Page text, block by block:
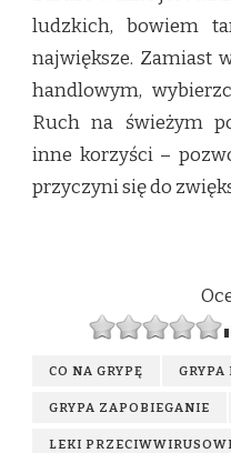
ludzkich, bowiem
największe. Zamiast
handlowym,
Ruch na świeżym
inne korzyści –
przyczyni się do
CO NA GRYPĘ GRYPA
GRYPA ZAPOBIEGANIE
LEKI